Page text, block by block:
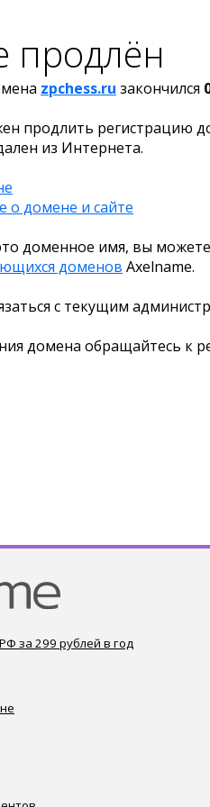
продлён
zpchess.ru закончился
продлить регистрацию
из Интернета.
о домене и сайте
доменное имя, вы
доменов Axelname.
с текущим
домена обращайтесь к
за 299 рублей в год